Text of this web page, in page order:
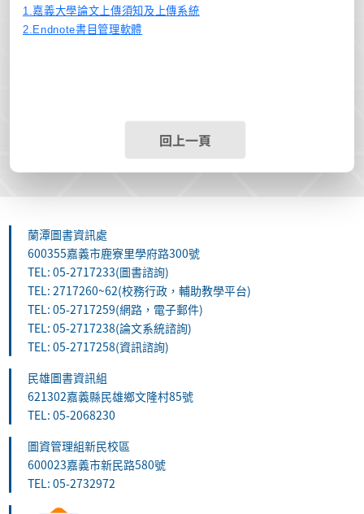
1.嘉義大學論文上傳須知及上傳系統
2.Endnote書目管理軟體
回上一頁
蘭潭圖書資訊處
600355嘉義市鹿寮里學府路300號
TEL: 05-2717233(圖書諮詢)
TEL: 2717260~62(校務行政，輔助教學平台)
TEL: 05-2717259(網路，電子郵件)
TEL: 05-2717238(論文系統諮詢)
TEL: 05-2717258(資訊諮詢)
民雄圖書資訊組
621302嘉義縣民雄鄉文隆村85號
TEL: 05-2068230
圖資管理組新民校區
600023嘉義市新民路580號
TEL: 05-2732972